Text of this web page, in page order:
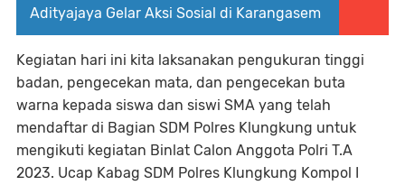
Adityajaya Gelar Aksi Sosial di Karangasem
Kegiatan hari ini kita laksanakan pengukuran tinggi
badan, pengecekan mata, dan pengecekan buta
warna kepada siswa dan siswi SMA yang telah
mendaftar di Bagian SDM Polres Klungkung untuk
mengikuti kegiatan Binlat Calon Anggota Polri T.A
2023. Ucap Kabag SDM Polres Klungkung Kompol I